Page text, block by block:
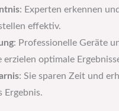
: Experten erkennen
effektiv.
: Professionelle Geräte
erzielen optimale
: Sie sparen Zeit und
Ergebnis.